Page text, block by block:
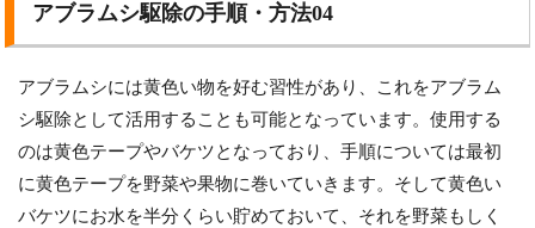
アブラムシ駆除の手順・方法04
アブラムシには黄色い物を好む習性があり、これをアブラム
シ駆除として活用することも可能となっています。使用する
のは黄色テープやバケツとなっており、手順については最初
に黄色テープを野菜や果物に巻いていきます。そして黄色い
バケツにお水を半分くらい貯めておいて、それを野菜もしく